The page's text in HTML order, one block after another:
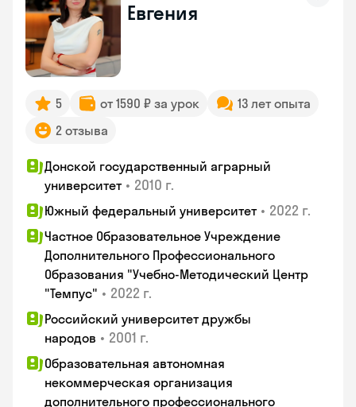
Евгения
5 от 1590 ₽ за урок
13 лет опыта
2 отзыва
Донской государственный аграрный
университет • 2010 г.
Южный федеральный университет • 2022 г.
Частное Образовательное Учреждение
Дополнительного Профессионального
Образования "Учебно-Методический Центр
"Темпус" • 2022 г.
Российский университет дружбы
народов • 2001 г.
Образовательная автономная
некоммерческая организация
дополнительного профессионального